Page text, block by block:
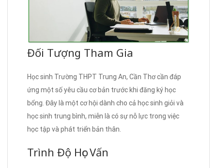
Đối Tượng Tham Gia
Học sinh Trường THPT Trung An, Cần Thơ cần đáp
ứng một số yêu cầu cơ bản trước khi đăng ký học
bổng. Đây là một cơ hội dành cho cả học sinh giỏi và
học sinh trung bình, miễn là có sự nỗ lực trong việc
học tập và phát triển bản thân.
Trình Độ Học Vấn